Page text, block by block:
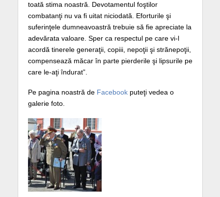
toată stima noastră. Devotamentul foştilor
combatanţi nu va fi uitat niciodată. Eforturile şi
suferinţele dumneavoastră trebuie să fie apreciate la
adevărata valoare. Sper ca respectul pe care vi-l
acordă tinerele generaţii, copiii, nepoţii şi strănepoţii,
compensează măcar în parte pierderile şi lipsurile pe
care le-aţi îndurat”.
Pe pagina noastră de Facebookputeţi vedea o
galerie foto.